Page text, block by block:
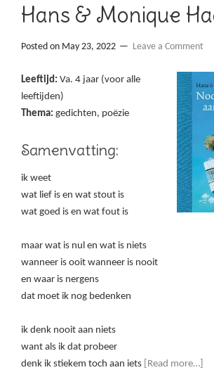
Hans & Monique
Posted on May 23, 2022 Leave a Comment
Leeftijd: Va. 4 jaar (voor alle
leeftijden)
Thema: gedichten, poëzie
Samenvatting:
ik weet
wat lief is en wat stout is
wat goed is en wat fout is
maar wat is nul en wat is niets
wanneer is ooit wanneer is nooit
en waar is nergens
dat moet ik nog bedenken
ik denk nooit aan niets
want als ik dat probeer
denk ik stiekem toch aan iets [Read more…]